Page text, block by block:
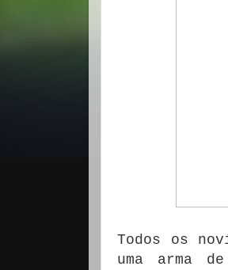
Todos os
uma arma